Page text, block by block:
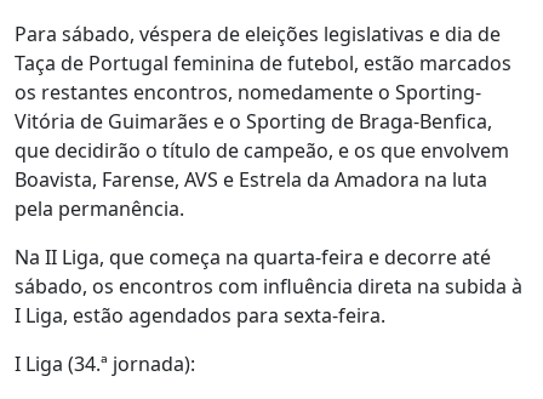
Para sábado, véspera de eleições legislativas e dia de
Taça de Portugal feminina de futebol, estão marcados
os restantes encontros, nomedamente o Sporting-
Vitória de Guimarães e o Sporting de Braga-Benfica,
que decidirão o título de campeão, e os que envolvem
Boavista, Farense, AVS e Estrela da Amadora na luta
pela permanência.
Na II Liga, que começa na quarta-feira e decorre até
sábado, os encontros com influência direta na subida à
I Liga, estão agendados para sexta-feira.
I Liga (34.ª jornada):